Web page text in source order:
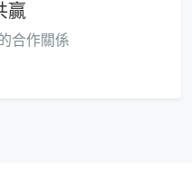
贏
合作關係